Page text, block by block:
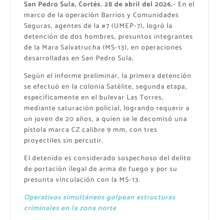
San Pedro Sula, Cortés. 28 de abril del 2026.- En el
marco de la operación Barrios y Comunidades
Seguras, agentes de la #7 (UMEP-7), logró la
detención de dos hombres, presuntos integrantes
de la Mara Salvatrucha (MS-13), en operaciones
desarrolladas en San Pedro Sula.
Según el informe preliminar, la primera detención
se efectuó en la colonia Satélite, segunda etapa,
específicamente en el bulevar Las Torres,
mediante saturación policial, logrando requerir a
un joven de 20 años, a quien se le decomisó una
pistola marca CZ calibre 9 mm, con tres
proyectiles sin percutir.
El detenido es considerado sospechoso del delito
de portación ilegal de arma de fuego y por su
presunta vinculación con la MS-13.
Operativos simultáneos golpean estructuras
criminales en la zona norte